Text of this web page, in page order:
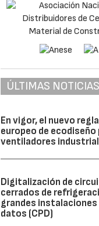
ÚLTIMAS NOTICIAS
En vigor, el nuevo
europeo de ecodiseño
ventiladores
Digitalización de
cerrados de
grandes
datos (CPD)